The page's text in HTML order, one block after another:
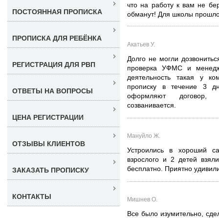
что на работу к вам не
обманут! Для школы прошло
Акатьев У.
Долго не могли
проверка УФМС и
деятельность такая у
прописку в течение 3
оформляют договор,
созванивается.
Мануйло Ж.
Устроились в хороший
взрослого и 2 детей
бесплатно. Приятно
Мишнев О.
Все было изумительно,
ПОСТОЯННАЯ ПРОПИСКА
ПРОПИСКА ДЛЯ РЕБЁНКА
РЕГИСТРАЦИЯ ДЛЯ РВП
ОТВЕТЫ НА ВОПРОСЫ
ЦЕНА РЕГИСТРАЦИИ
ОТЗЫВЫ КЛИЕНТОВ
ЗАКАЗАТЬ ПРОПИСКУ
КОНТАКТЫ